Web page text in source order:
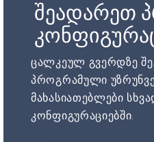
შეადარეთ
ცალკეულ გვერდზე
პროგრამული
მახასიათებლები
კონფიგურაციებში.